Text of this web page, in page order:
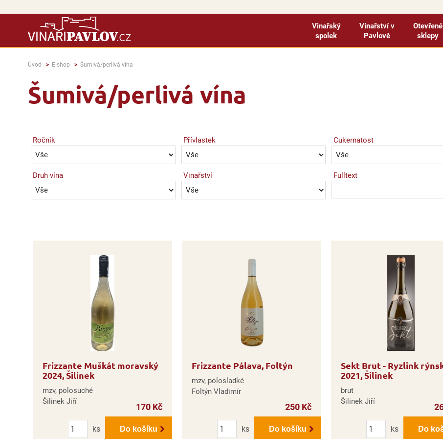
Vinařský
spolek
Vinařství v
Pavlově
Otevřené
sklepy
Úvod E-shop Šumivá/perlivá vína
Šumivá/perlivá vína
Ročník Přívlastek Cukernatost
Druh vína Vinařství Fulltext
Frizzante Muškát moravský
2024, Šilinek
mzv, polosuché
Šilinek Jiří
170 Kč
Počet
ks
Do košíku
Frizzante Pálava, Foltýn
mzv, polosladké
Foltýn Vladimír
250 Kč
Počet
ks
Do košíku
Sekt Brut - Ryzlink
2021, Šilinek
brut
Šilinek Jiří
Počet
ks
Do